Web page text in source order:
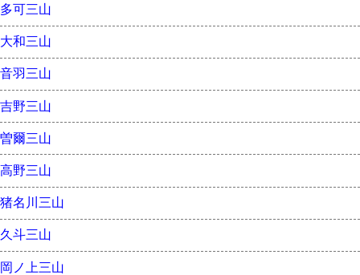
多可三山
大和三山
音羽三山
吉野三山
曽爾三山
高野三山
猪名川三山
久斗三山
岡ノ上三山